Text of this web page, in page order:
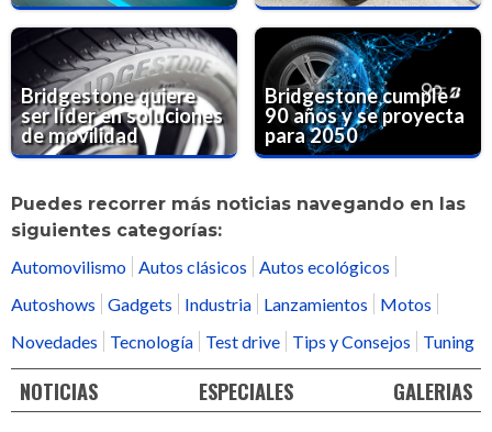
Bridgestone quiere
ser líder en soluciones
de movilidad
Bridgestone cumple
90 años y se proyecta
para 2050
Puedes recorrer más noticias navegando en las
siguientes categorías:
Automovilismo Autos clásicos
Autos ecológicos
Autoshows
Gadgets Industria Lanzamientos
Motos
Novedades
Tecnología Test drive Tips y Consejos Tuning
NOTICIAS ESPECIALES GALERIAS